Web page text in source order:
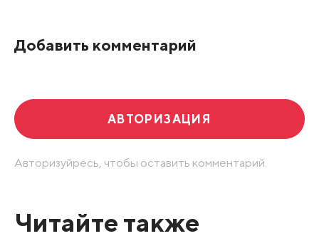
Добавить комментарий
АВТОРИЗАЦИЯ
Авторизуйресь, чтобы оставить комментарий.
Читайте также